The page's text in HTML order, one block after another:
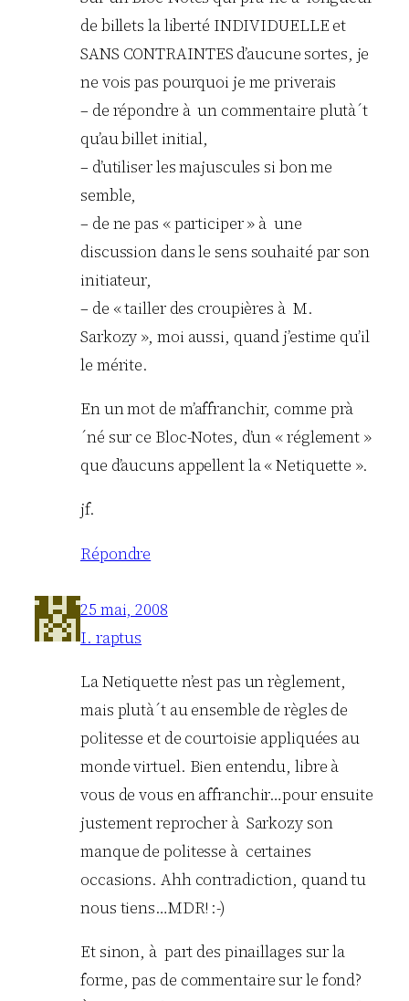
de billets la liberté INDIVIDUELLE et
SANS CONTRAINTES d’aucune sortes, je
ne vois pas pourquoi je me priverais
– de répondre à un commentaire plutà´t
qu’au billet initial,
– d’utiliser les majuscules si bon me
semble,
– de ne pas « participer » à une
discussion dans le sens souhaité par son
initiateur,
– de « tailler des croupières à M.
Sarkozy », moi aussi, quand j’estime qu’il
le mérite.
En un mot de m’affranchir, comme prà
´né sur ce Bloc-Notes, d’un « réglement »
que d’aucuns appellent la « Netiquette ».
jf.
Répondre
25 mai, 2008
I. raptus
La Netiquette n’est pas un règlement,
mais plutà´t au ensemble de règles de
politesse et de courtoisie appliquées au
monde virtuel. Bien entendu, libre à
vous de vous en affranchir…pour ensuite
justement reprocher à Sarkozy son
manque de politesse à certaines
occasions. Ahh contradiction, quand tu
nous tiens…MDR! :-)
Et sinon, à part des pinaillages sur la
forme, pas de commentaire sur le fond?